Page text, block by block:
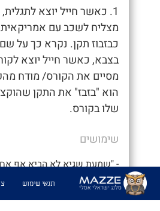
1. כאשר חייל יוצא לתגלית,
מצליח לשכב עם
כבזבוז תקן. נקרא כך על שם
בצבא, כאשר חייל יוצא
מסיים את הקורס/ מודח
הוא "בזבז" את התקן
שלו בקורס.
שימושים
- "שמעת שגיא לא הביא אף
- "מה?? אני לא מאמין שנתנו
במקומי. איזה בזבוז תקן"
תנאי שימוש